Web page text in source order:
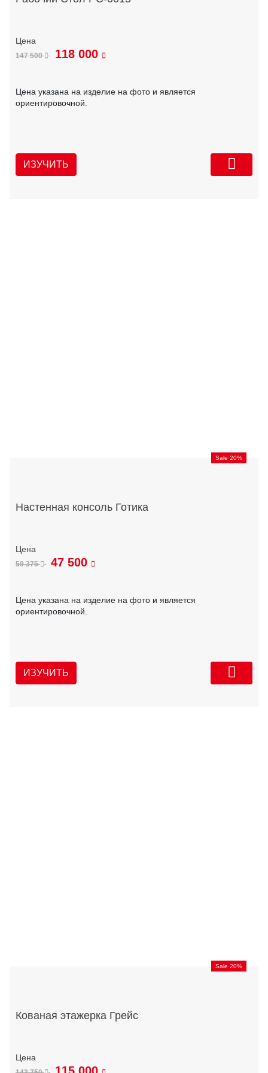
147 500 118 000
Цена указана на изделие на фото и является
ориентировочной.
ИЗУЧИТЬ
Sale 20%
Настенная консоль Готика
59 375 47 500
Цена указана на изделие на фото и является
ориентировочной.
ИЗУЧИТЬ
Sale 20%
Кованая этажерка Грейс